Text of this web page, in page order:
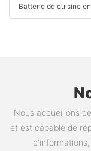
Batterie de cuisine
Nous accueillons
et est capable de